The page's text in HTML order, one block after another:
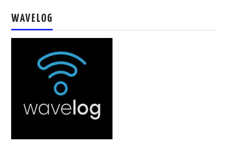
W5WIN
WAVELOG
AUTENTIFICACIÓN DE MIEMBROS DEL
MUMLA APP ( MUY FÁCIL )
WAVELOG